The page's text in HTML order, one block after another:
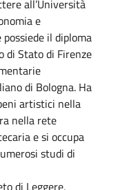
all’Università
e
il diploma
di Stato di Firenze
di Bologna. Ha
artistici nella
nella rete
e si occupa
studi di
di Leggere,